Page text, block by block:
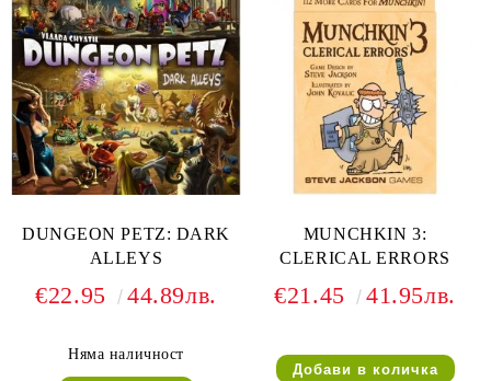
DUNGEON PETZ: DARK
ALLEYS
€22.95 44.89лв.
Няма наличност
MUNCHKIN 3:
CLERICAL ERRORS
€21.45 41.95лв.